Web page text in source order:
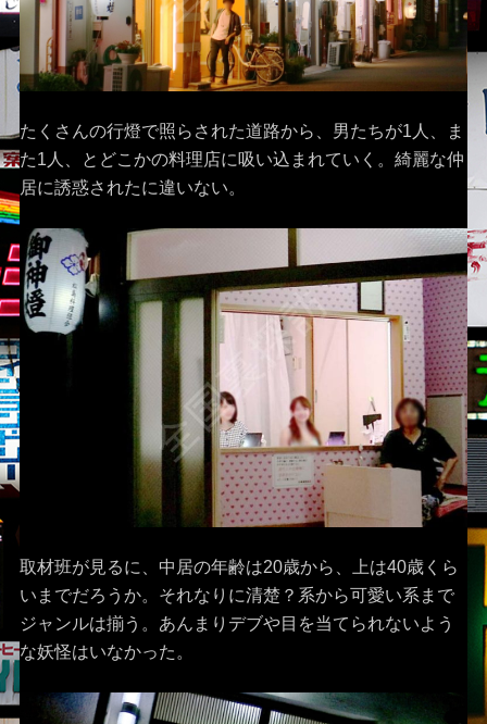
たくさんの行燈で照らされた道路から、男たちが1人、ま
た1人、とどこかの料理店に吸い込まれていく。綺麗な仲
居に誘惑されたに違いない。
取材班が見るに、中居の年齢は20歳から、上は40歳くら
いまでだろうか。それなりに清楚？系から可愛い系まで
ジャンルは揃う。あんまりデブや目を当てられないよう
な妖怪はいなかった。